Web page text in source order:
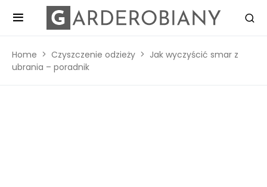
Home Czyszczenie odzieży
Jak wyczyścić smar z
ubrania – poradnik